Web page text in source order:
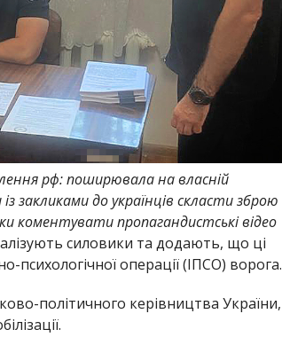
рф: поширювала на власній
закликами до українців скласти зброю
коментувати пропагандистські відео
силовики та додають, що ці
операції (ІПСО) ворога.
політичного керівництва України,